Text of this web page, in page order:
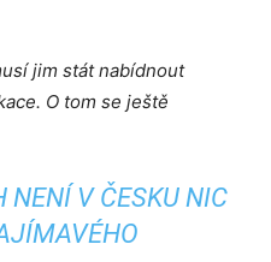
jim stát nabídnout
O tom se ještě
V ČESKU NIC